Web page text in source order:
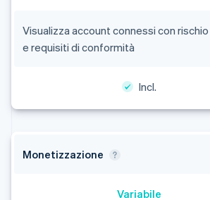
Visualizza account connessi con
e requisiti di conformità
Incl.
Monetizzazione
Variabile